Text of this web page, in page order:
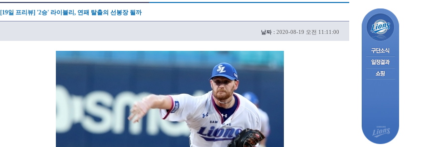
[19일 프리뷰] '2승' 라이블리, 연패 탈출의 선봉장 될까
날짜 : 2020-08-19 오전 11:11:00